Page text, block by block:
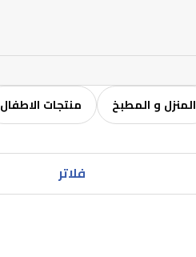
المنزل و المطبخ منتجات الاطفال
فلاتر